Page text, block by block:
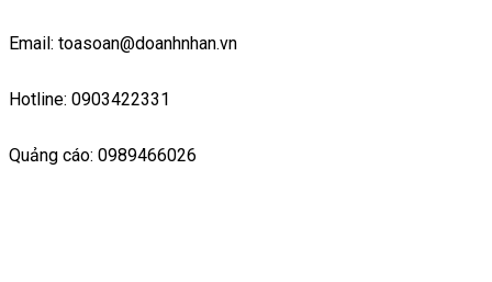
Email: toasoan@doanhnhan.vn
Hotline: 0903422331
Quảng cáo: 0989466026